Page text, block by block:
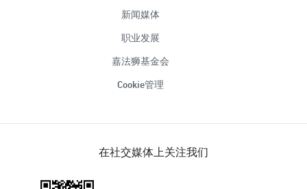
新闻媒体
职业发展
嘉法狮基金会
Cookie管理
在社交媒体上关注我们